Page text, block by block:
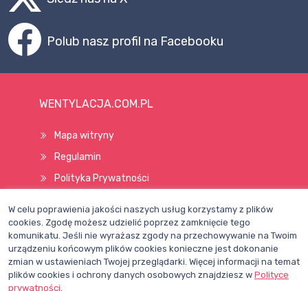
Polub nasz profil na Facebooku
WENTYLACJA.COM.PL
Mapa witryny
Regulamin
Polityka Prywatności
Wszelkie prawa zastrzeżone © 1998–2026
W celu poprawienia jakości naszych usług korzystamy z plików
cookies. Zgodę możesz udzielić poprzez zamknięcie tego
komunikatu. Jeśli nie wyrażasz zgody na przechowywanie na Twoim
urządzeniu końcowym plików cookies konieczne jest dokonanie
zmian w ustawieniach Twojej przeglądarki. Więcej informacji na temat
plików cookies i ochrony danych osobowych znajdziesz w Polityce
prywatności.